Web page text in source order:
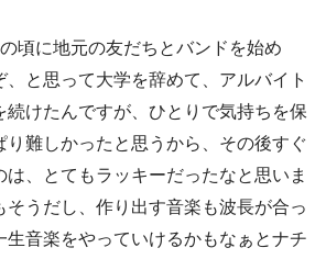
頃に地元の友だちとバンドを始め
、と思って大学を辞めて、アルバイト
続けたんですが、ひとりで気持ちを保
り難しかったと思うから、その後すぐ
は、とてもラッキーだったなと思いま
そうだし、作り出す音楽も波長が合っ
生音楽をやっていけるかもなぁとナチ